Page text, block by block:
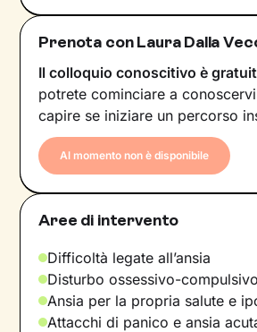
Prenota con Laura Dalla
Il colloquio conoscitivo è
potrete cominciare a
capire se iniziare un percorso
Al momento non è disponibile
Aree di intervento
Difficoltà legate all’ansia
Disturbo ossessivo-compulsivo
Ansia per la propria salute e
Attacchi di panico e ansia